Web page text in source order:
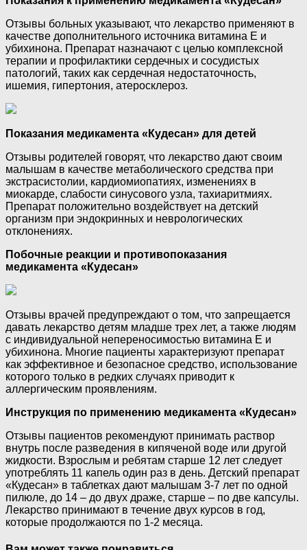
Отзывы больных указывают, что лекарство применяют в
качестве дополнительного источника витамина Е и
убихинона. Препарат назначают с целью комплексной
терапии и профилактики сердечных и сосудистых
патологий, таких как сердечная недостаточность,
ишемия, гипертония, атеросклероз.
Показания медикамента «Кудесан» для детей
Отзывы родителей говорят, что лекарство дают своим
малышам в качестве метаболического средства при
экстрасистолии, кардиомиопатиях, изменениях в
миокарде, слабости синусового узла, тахиаритмиях.
Препарат положительно воздействует на детский
организм при эндокринных и неврологических
отклонениях.
Побочные реакции и противопоказания
медикамента «Кудесан»
Отзывы врачей предупреждают о том, что запрещается
давать лекарство детям младше трех лет, а также людям
с индивидуальной непереносимостью витамина Е и
убихинона. Многие пациенты характеризуют препарат
как эффективное и безопасное средство, использование
которого только в редких случаях приводит к
аллергическим проявлениям.
Инструкция по применению медикамента «Кудесан»
Отзывы пациентов рекомендуют принимать раствор
внутрь после разведения в кипяченой воде или другой
жидкости. Взрослым и ребятам старше 12 лет следует
употреблять 11 капель один раз в день. Детский препарат
«Кудесан» в таблетках дают малышам 3-7 лет по одной
пилюле, до 14 – до двух драже, старше – по две капсулы.
Лекарство принимают в течение двух курсов в год,
которые продолжаются по 1-2 месяца.